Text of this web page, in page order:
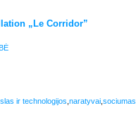
„Le Corridor”
ir technologijos naratyvai sociumas